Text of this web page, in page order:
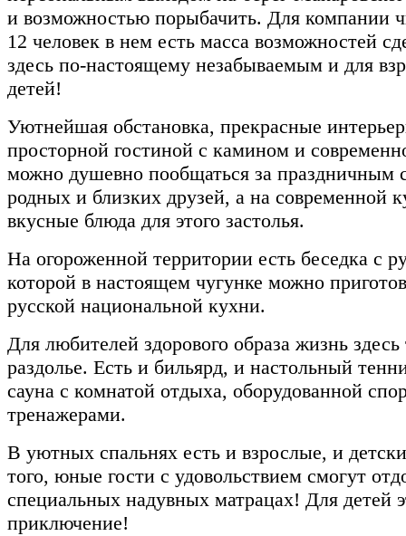
и возможностью порыбачить. Для компании
12 человек в нем есть масса возможностей
здесь по-настоящему незабываемым и для
детей!
Уютнейшая обстановка, прекрасные
просторной гостиной с камином и
можно душевно пообщаться за праздничным
родных и близких друзей, а на современной
вкусные блюда для этого застолья.
На огороженной территории есть беседка с
которой в настоящем чугунке можно
русской национальной кухни.
Для любителей здорового образа жизнь
раздолье. Есть и бильярд, и настольный
сауна с комнатой отдыха, оборудованной
тренажерами.
В уютных спальнях есть и взрослые, и
того, юные гости с удовольствием смогут
специальных надувных матрацах! Для детей
приключение!